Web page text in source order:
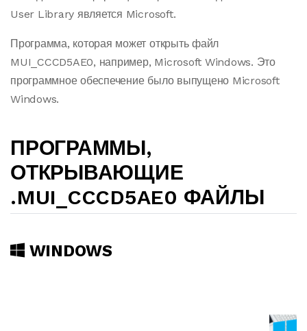
User Library является Microsoft.
Программа, которая может открыть файл
MUI_CCCD5AE0, например, Microsoft Windows. Это
программное обеспечение было выпущено Microsoft
Windows.
ПРОГРАММЫ,
ОТКРЫВАЮЩИЕ
.MUI_CCCD5AE0 ФАЙЛЫ
WINDOWS